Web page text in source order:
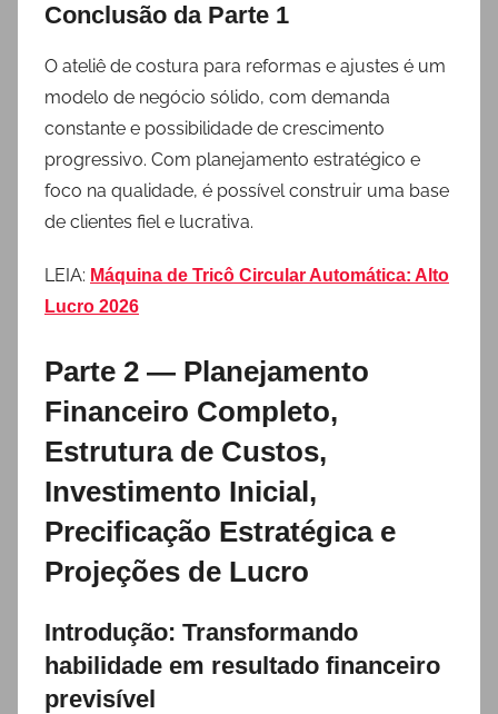
Conclusão da Parte 1
O ateliê de costura para reformas e ajustes é um
modelo de negócio sólido, com demanda
constante e possibilidade de crescimento
progressivo. Com planejamento estratégico e
foco na qualidade, é possível construir uma base
de clientes fiel e lucrativa.
LEIA: Máquina de Tricô Circular Automática: Alto
Lucro 2026
Parte 2 — Planejamento
Financeiro Completo,
Estrutura de Custos,
Investimento Inicial,
Precificação Estratégica e
Projeções de Lucro
Introdução: Transformando
habilidade em resultado financeiro
previsível